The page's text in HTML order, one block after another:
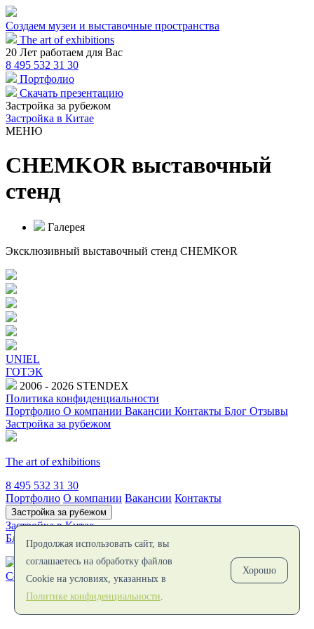
Создаем музеи и выставочные пространства
The art of exhibitions
20 Лет работаем для Вас
8 495 532 31 30
Портфолио
Скачать презентацию
Застройка за рубежом
Застройка в Китае
МЕНЮ
CHEMKOR выставочный
стенд
Галерея
Эксклюзивный выставочный стенд CHEMKOR
UNIEL
ГОТЭК
2006 - 2026 STENDEX
Политика конфиденциальности
Портфолио О компании Вакансии Контакты Блог Отзывы
Застройка за рубежом
The art of exhibitions
8 495 532 31 30
Портфолио О компании Вакансии Контакты
Застройка за рубежом
Застройка в Китае
Блог Отзывы Заполнить бриф
Создаем музеи и выставочные пространства
Продолжая использовать сайт, вы
соглашаетесь на обработку файлов
Cookie на условиях, указанных в
Политике конфиденциальности.
Хорошо